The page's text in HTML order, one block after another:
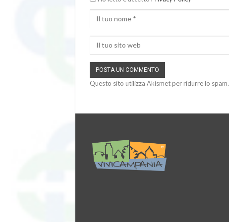
Questo sito utilizza Akismet per ridurre lo spam.